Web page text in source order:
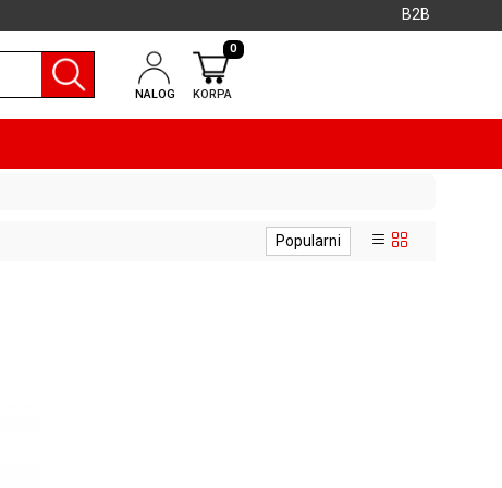
B2B
NALOG KORPA
0
Popularni